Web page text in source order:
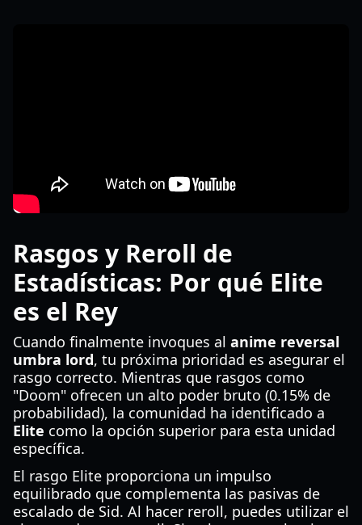
Rasgos y Reroll de
Estadísticas: Por qué Elite
es el Rey
Cuando finalmente invoques al anime reversal
umbra lord, tu próxima prioridad es asegurar el
rasgo correcto. Mientras que rasgos como
"Doom" ofrecen un alto poder bruto (0.15% de
probabilidad), la comunidad ha identificado a
Elite como la opción superior para esta unidad
específica.
El rasgo Elite proporciona un impulso
equilibrado que complementa las pasivas de
escalado de Sid. Al hacer reroll, puedes utilizar el